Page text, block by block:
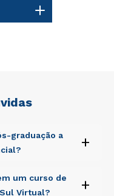
graduação a
+
natus error sit
laudantium,
um curso de
Virtual?
+